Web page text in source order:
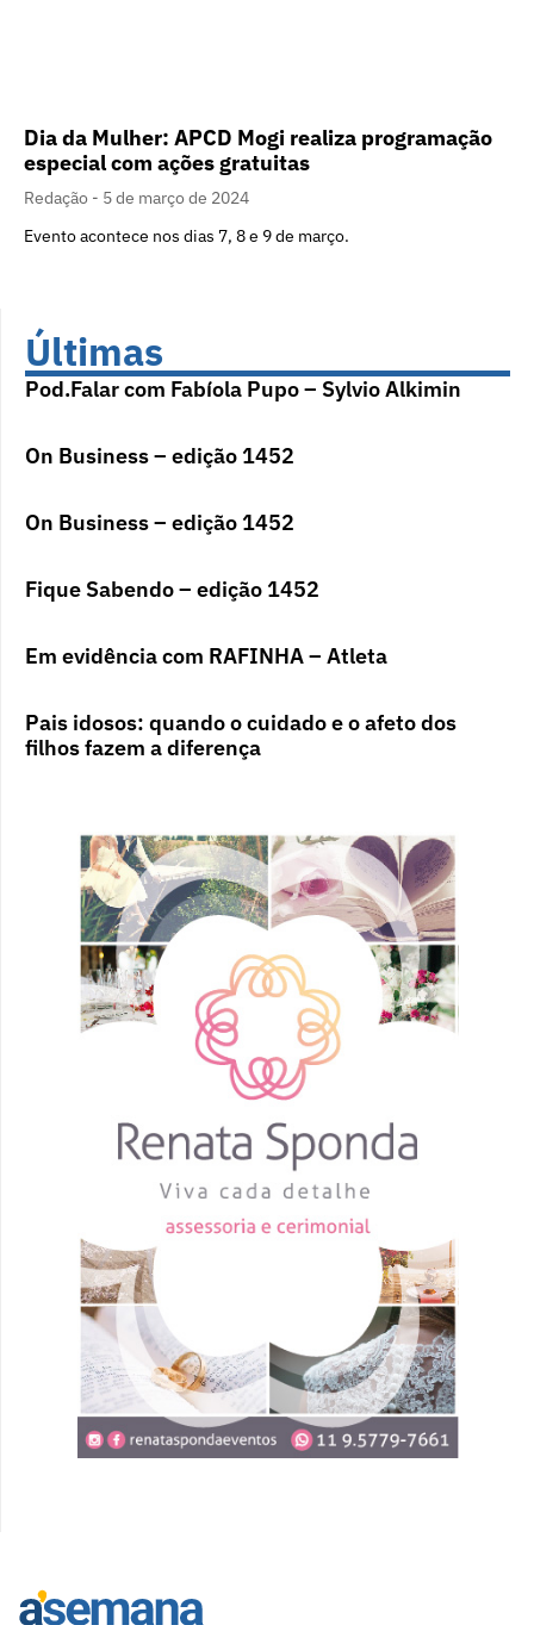
Dia da Mulher: APCD Mogi realiza programação
especial com ações gratuitas
Redação
5 de março de 2024
Evento acontece nos dias 7, 8 e 9 de março.
Últimas
Pod.Falar com Fabíola Pupo – Sylvio Alkimin
On Business – edição 1452
On Business – edição 1452
Fique Sabendo – edição 1452
Em evidência com RAFINHA – Atleta
Pais idosos: quando o cuidado e o afeto dos
filhos fazem a diferença